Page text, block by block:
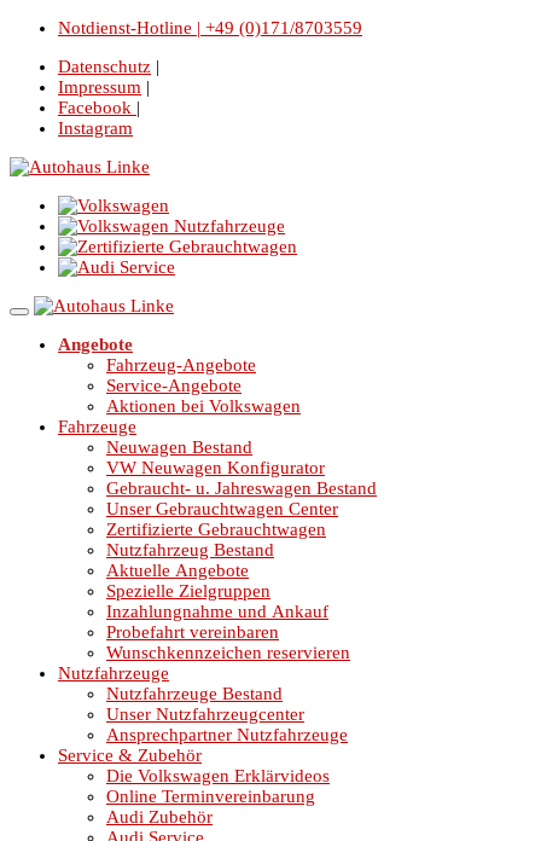
Notdienst-Hotline | +49 (0)171/8703559
Datenschutz |
Impressum |
Facebook |
Instagram
Angebote
Fahrzeug-Angebote
Service-Angebote
Aktionen bei Volkswagen
Fahrzeuge
Neuwagen Bestand
VW Neuwagen Konfigurator
Gebraucht- u. Jahreswagen Bestand
Unser Gebrauchtwagen Center
Zertifizierte Gebrauchtwagen
Nutzfahrzeug Bestand
Aktuelle Angebote
Spezielle Zielgruppen
Inzahlungnahme und Ankauf
Probefahrt vereinbaren
Wunschkennzeichen reservieren
Nutzfahrzeuge
Nutzfahrzeuge Bestand
Unser Nutzfahrzeugcenter
Ansprechpartner Nutzfahrzeuge
Service & Zubehör
Die Volkswagen Erklärvideos
Online Terminvereinbarung
Audi Zubehör